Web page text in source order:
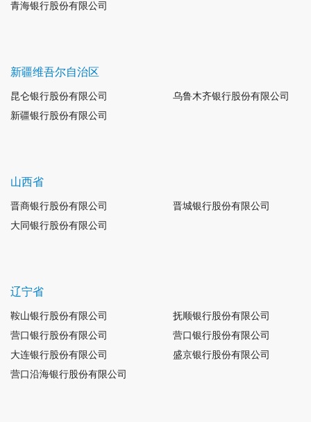
青海银行股份有限公司
新疆维吾尔自治区
昆仑银行股份有限公司
乌鲁木齐银行股份有限公司
新疆银行股份有限公司
山西省
晋商银行股份有限公司
晋城银行股份有限公司
大同银行股份有限公司
辽宁省
鞍山银行股份有限公司
抚顺银行股份有限公司
营口银行股份有限公司
营口银行股份有限公司
大连银行股份有限公司
盛京银行股份有限公司
营口沿海银行股份有限公司